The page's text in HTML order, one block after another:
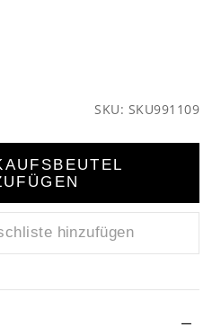
SKU: SKU991109
hinzufügen